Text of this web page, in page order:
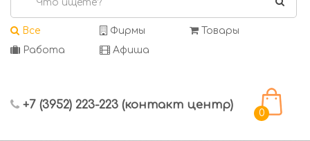
Все Фирмы
Товары
Работа
Афиша
+7 (3952) 223-223 (контакт центр)
0